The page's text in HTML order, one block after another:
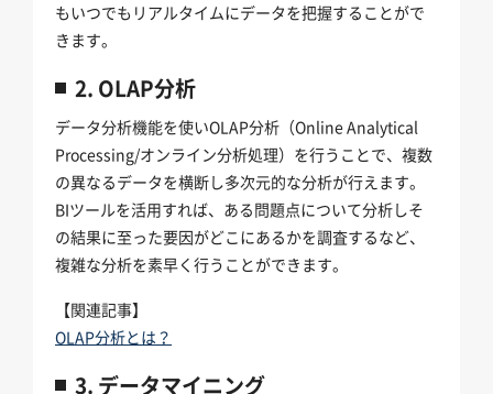
もいつでもリアルタイムにデータを把握することがで
きます。
2. OLAP分析
データ分析機能を使いOLAP分析（Online Analytical
Processing/オンライン分析処理）を行うことで、複数
の異なるデータを横断し多次元的な分析が行えます。
BIツールを活用すれば、ある問題点について分析しそ
の結果に至った要因がどこにあるかを調査するなど、
複雑な分析を素早く行うことができます。
【関連記事】
OLAP分析とは？
3. データマイニング